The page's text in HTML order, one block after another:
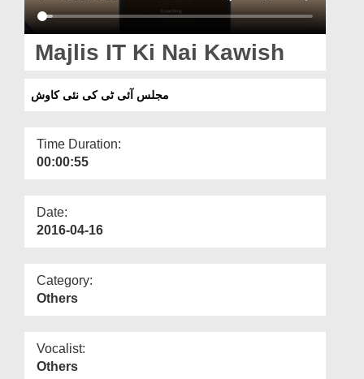
Blog
Magazine
Departments
More
Majlis IT Ki Nai Kawish
مجلس آئی ٹی کی نئی کاوش
Time Duration:
00:00:55
Date:
2016-04-16
Category:
Others
Vocalist:
Others